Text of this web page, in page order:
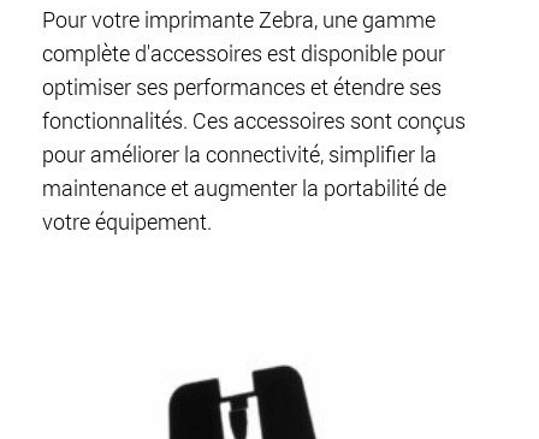
Pour votre imprimante Zebra, une gamme
complète d'accessoires est disponible pour
optimiser ses performances et étendre ses
fonctionnalités. Ces accessoires sont conçus
pour améliorer la connectivité, simplifier la
maintenance et augmenter la portabilité de
votre équipement.